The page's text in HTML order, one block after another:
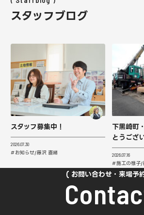
スタッフブログ
スタッフ募集中！
2026.07.30
お知らせ 藤沢 直緒
下黒崎町
とうござ
2026.07.16
施工の様子
お問い合わせ・来場予